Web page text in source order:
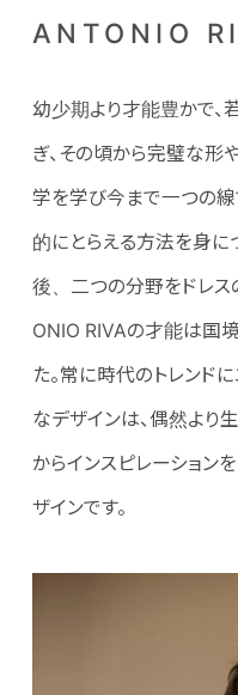
ANTONIO
幼少期より才能豊かで、
ぎ、その頃から完璧な形
学を学び今まで一つの
的にとらえる方法を身に
後、二つの分野をドレ
ONIO RIVAの才能は国
た。常に時代のトレンド
なデザインは、偶然より
からインスピレーション
ザインです。